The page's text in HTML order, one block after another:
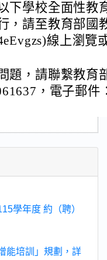
下學校全面性教
，請至教育部
線上瀏覽
題，請聯繫教育
，電子郵件
學年度 約（聘）
能培訓」規劃，詳